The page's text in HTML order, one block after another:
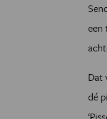
een
Dat
dé